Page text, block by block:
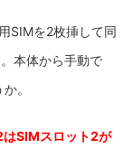
SIMを2枚挿して同
本体から手動で
。
はSIMスロット2が